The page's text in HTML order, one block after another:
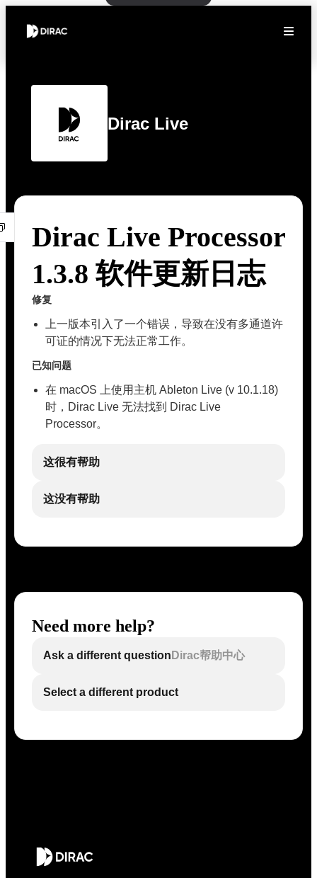
Dirac Live
Dirac Live Processor
1.3.8 软件更新日志
修复
上一版本引入了一个错误，导致在没有多通道许
可证的情况下无法正常工作。
已知问题
在 macOS 上使用主机 Ableton Live (v 10.1.18)
时，Dirac Live 无法找到 Dirac Live
Processor。
这很有帮助
这没有帮助
Need more help?
Ask a different question Dirac帮助中心
Select a different product